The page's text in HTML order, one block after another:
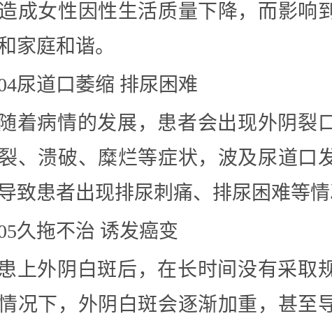
成女性因性生活质量下降，而影响
家庭和谐。
尿道口萎缩 排尿困难
随着病情的发展，患者会出现外阴裂
、溃破、糜烂等症状，波及尿道口
致患者出现排尿刺痛、排尿困难等情
久拖不治 诱发癌变
上外阴白斑后，在长时间没有采取
况下，外阴白斑会逐渐加重，甚至